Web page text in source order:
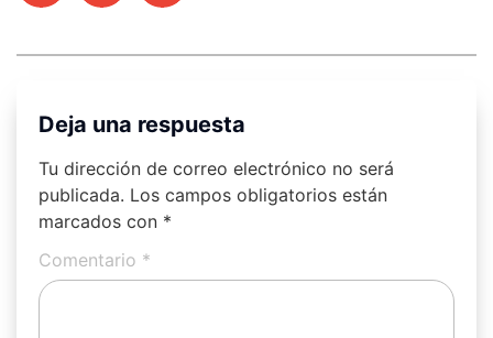
Deja una respuesta
Tu dirección de correo electrónico no será
publicada. Los campos obligatorios están
marcados con *
Comentario *